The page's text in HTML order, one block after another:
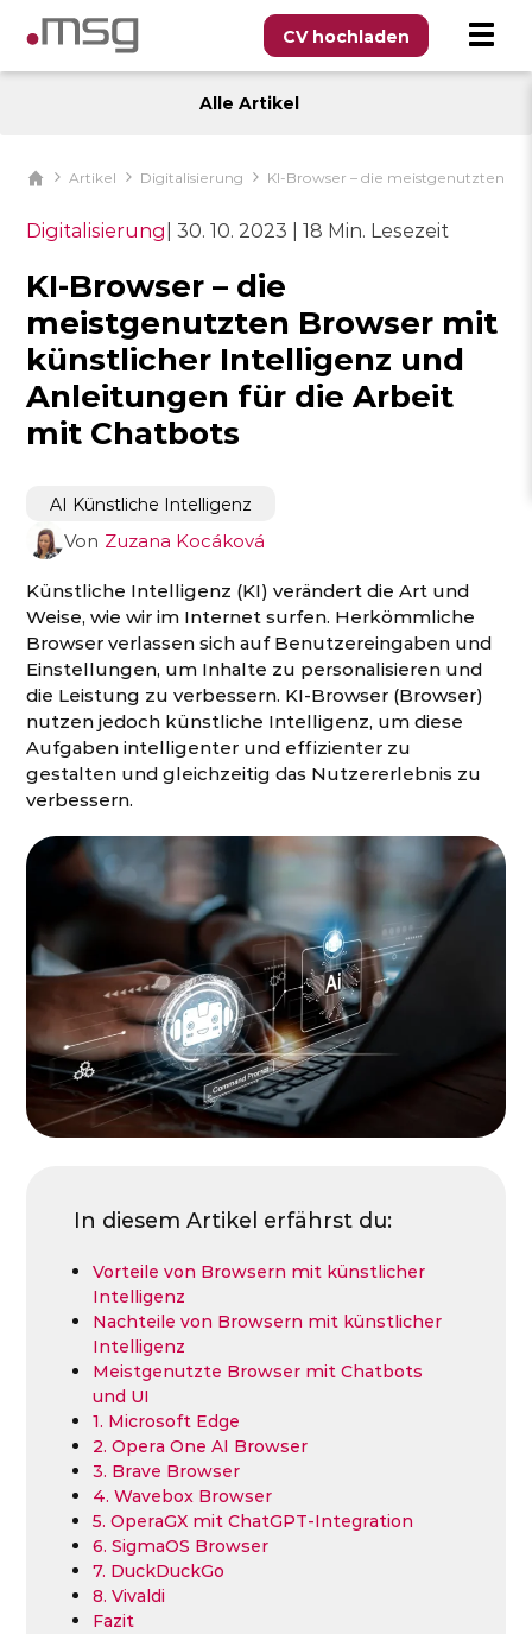
CV hochladen
Alle Artikel
Artikel Digitalisierung KI-Browser – die meistgenutzten
Digitalisierung| 30. 10. 2023 | 18 Min. Lesezeit
KI-Browser – die
meistgenutzten Browser mit
künstlicher Intelligenz und
Anleitungen für die Arbeit
mit Chatbots
Von Zuzana Kocáková
AI Künstliche Intelligenz
Künstliche Intelligenz (KI) verändert die Art und
Weise, wie wir im Internet surfen. Herkömmliche
Browser verlassen sich auf Benutzereingaben und
Einstellungen, um Inhalte zu personalisieren und
die Leistung zu verbessern. KI-Browser (Browser)
nutzen jedoch künstliche Intelligenz, um diese
Aufgaben intelligenter und effizienter zu
gestalten und gleichzeitig das Nutzererlebnis zu
verbessern.
In diesem Artikel erfährst du:
Vorteile von Browsern mit künstlicher
Intelligenz
Nachteile von Browsern mit künstlicher
Intelligenz
Meistgenutzte Browser mit Chatbots
und UI
1. Microsoft Edge
2. Opera One AI Browser
3. Brave Browser
4. Wavebox Browser
5. OperaGX mit ChatGPT-Integration
6. SigmaOS Browser
7. DuckDuckGo
8. Vivaldi
Fazit